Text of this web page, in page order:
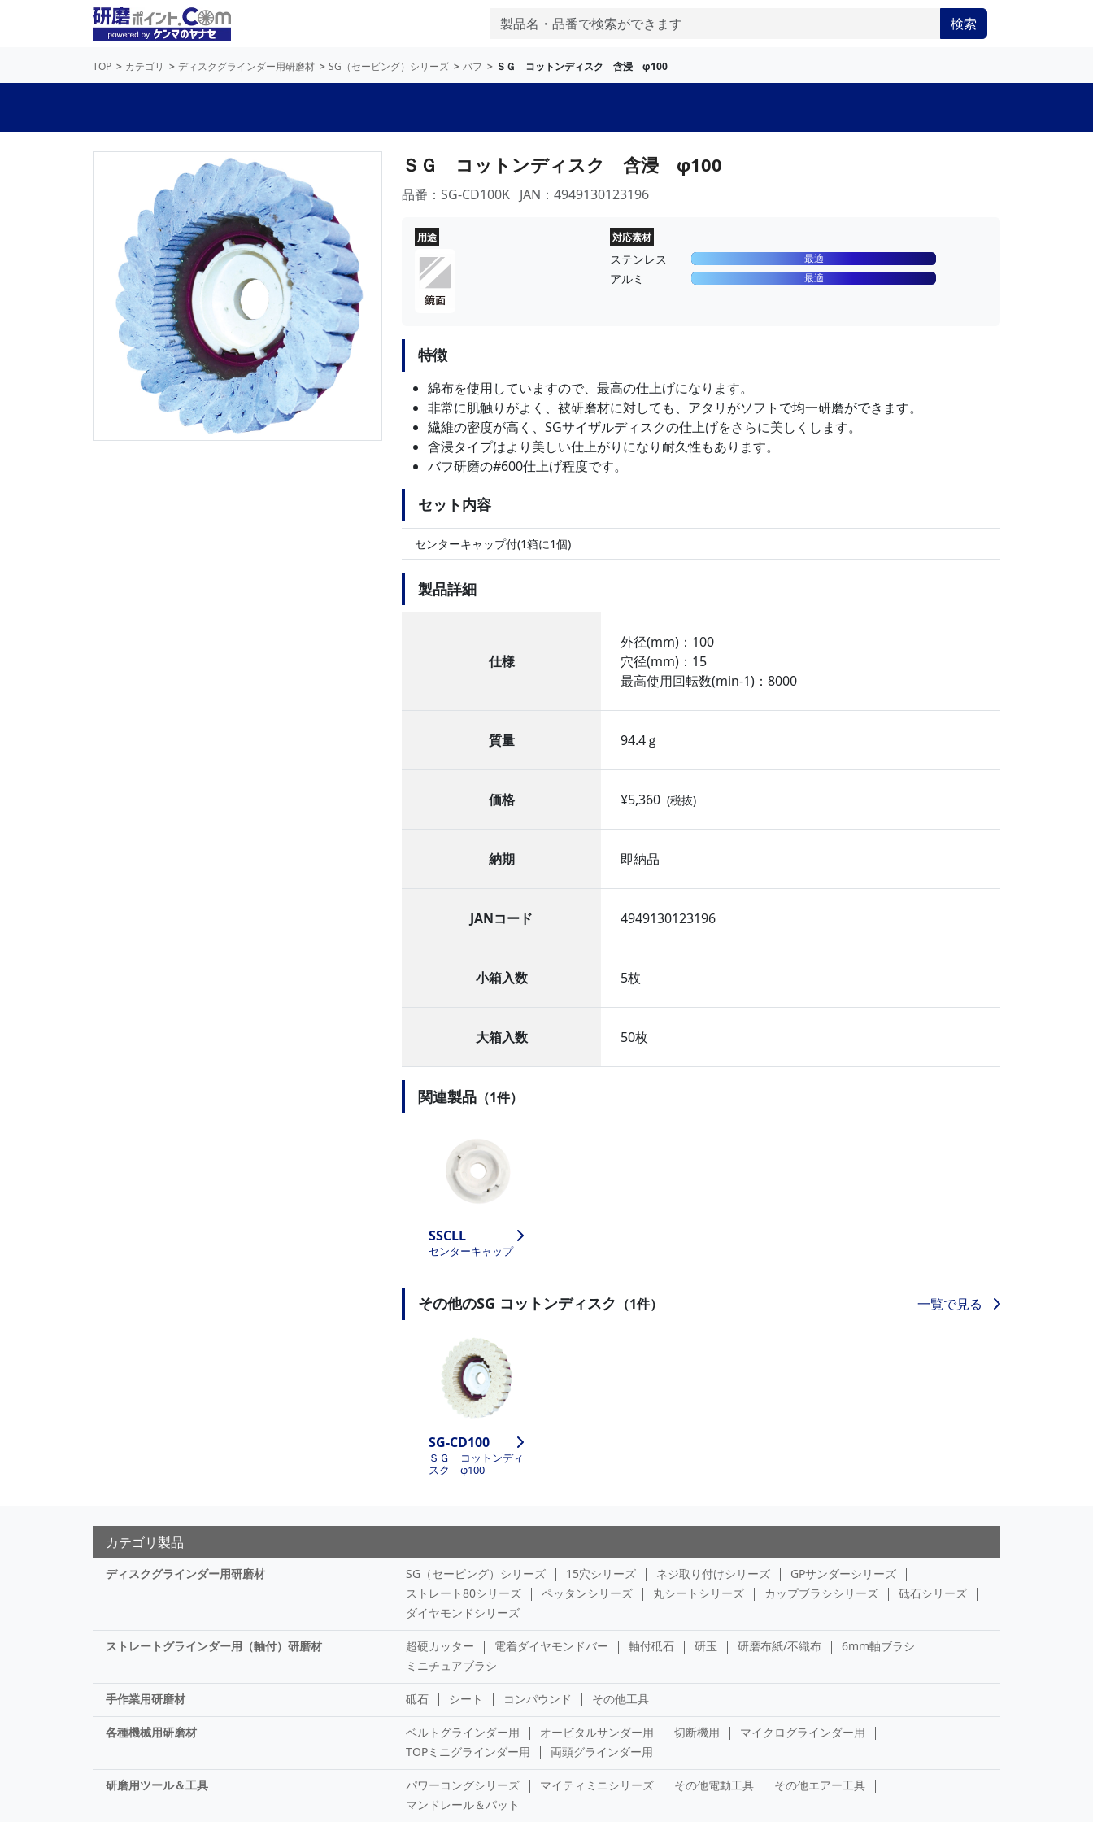
検索
TOP カテゴリ ディスクグラインダー用研磨材 SG（セービング）シリーズ バフ ＳＧ コットンディスク 含浸 φ100
ＳＧ コットンディスク 含浸 φ100
品番：SG-CD100K JAN：4949130123196
用途 対応素材
ステンレス 最適
アルミ 最適
特徴
綿布を使用していますので、最高の仕上げになります。
非常に肌触りがよく、被研磨材に対しても、アタリがソフトで均一研磨ができます。
繊維の密度が高く、SGサイザルディスクの仕上げをさらに美しくします。
含浸タイプはより美しい仕上がりになり耐久性もあります。
バフ研磨の#600仕上げ程度です。
セット内容
センターキャップ付(1箱に1個)
製品詳細
仕様
外径(mm)：100
穴径(mm)：15
最高使用回転数(min-1)：8000
質量 94.4ｇ
価格 ¥5,360 (税抜)
納期 即納品
JANコード 4949130123196
小箱入数 5枚
大箱入数 50枚
関連製品 （1件）
SSCLL
センターキャップ
その他のSG コットンディスク （1件） 一覧で見る
SG-CD100
ＳＧ コットンディ
スク φ100
カテゴリ製品
ディスクグラインダー用研磨材 SG（セービング）シリーズ 15穴シリーズ ネジ取り付けシリーズ
GPサンダーシリーズ
ストレート80シリーズ
ペッタンシリーズ 丸シートシリーズ カップブラシシリーズ
砥石シリーズ
ダイヤモンドシリーズ
ストレートグラインダー用（軸付）研磨材 超硬カッター 電着ダイヤモンドバー 軸付砥石 研玉 研磨布紙/不織布
6mm軸ブラシ
ミニチュアブラシ
手作業用研磨材 砥石 シート コンパウンド その他工具
各種機械用研磨材 ベルトグラインダー用 オービタルサンダー用 切断機用
マイクログラインダー用
TOPミニグラインダー用
両頭グラインダー用
研磨用ツール＆工具 パワーコングシリーズ マイティミニシリーズ その他電動工具
その他エアー工具
マンドレール＆パット